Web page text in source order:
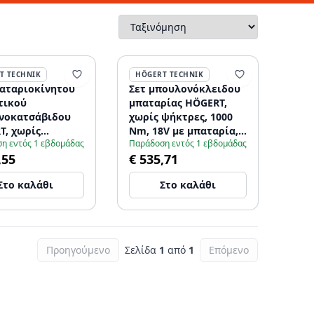
TECHNIK
χωρίς
18V, με
φορτιστή
εντός 1 εβδομάδας
καλάθι
HÖGERT TECHNIK
Σετ μπουλονόκλειδου
μπαταρίας HÖGERT,
χωρίς ψήκτρες, 1000
Nm, 18V με μπαταρία,
φορτιστής
Παράδοση εντός 1 εβδομάδας
€ 535,71
Στο καλάθι
Προηγούμενο Σελίδα 1 από 1 Επόμενο